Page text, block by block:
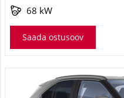
68 kW
Saada ostusoov